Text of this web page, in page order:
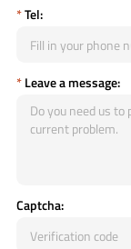
*Tel:
*Leave a message:
Captcha: